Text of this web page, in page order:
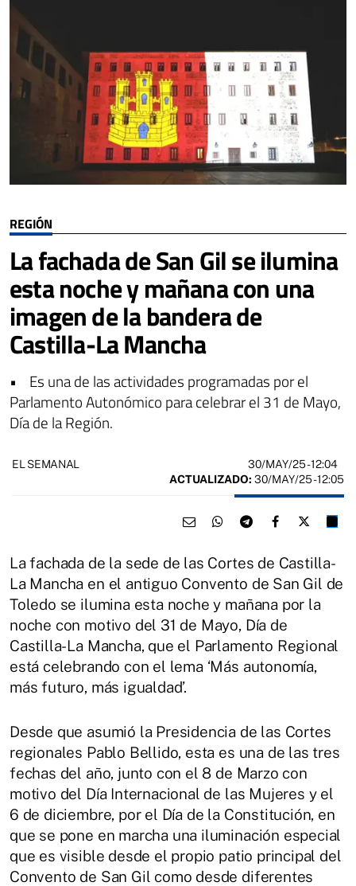
REGIÓN
La fachada de San Gil se ilumina
esta noche y mañana con una
imagen de la bandera de
Castilla-La Mancha
• Es una de las actividades programadas por el
Parlamento Autonómico para celebrar el 31 de Mayo,
Día de la Región.
EL SEMANAL 30/MAY/25- 12:04
ACTUALIZADO: 30/MAY/25 - 12:05
La fachada de la sede de las Cortes de Castilla-
La Mancha en el antiguo Convento de San Gil de
Toledo se ilumina esta noche y mañana por la
noche con motivo del 31 de Mayo, Día de
Castilla-La Mancha, que el Parlamento Regional
está celebrando con el lema ‘Más autonomía,
más futuro, más igualdad’.
Desde que asumió la Presidencia de las Cortes
regionales Pablo Bellido, esta es una de las tres
fechas del año, junto con el 8 de Marzo con
motivo del Día Internacional de las Mujeres y el
6 de diciembre, por el Día de la Constitución, en
que se pone en marcha una iluminación especial
que es visible desde el propio patio principal del
Convento de San Gil como desde diferentes